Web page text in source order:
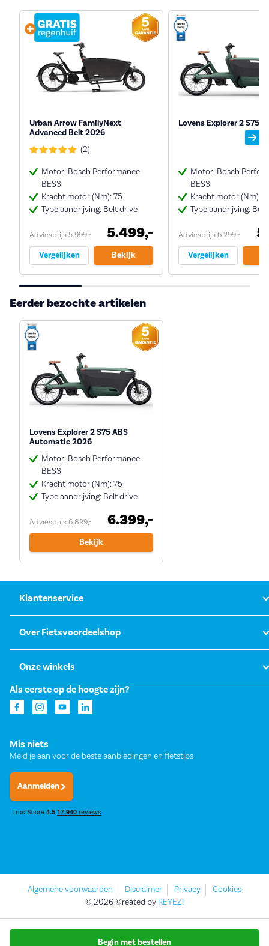
Urban Arrow FamilyNext
Advanced Belt 2026
(2)
Motor: Bosch Performance
BES3
Kracht motor (Nm): 75
Type aandrijving: Belt drive
Adviesprijs 5.999,- 5.499,-
Vergelijken Bekijk
Lovens Explorer 2 S75
Motor: Bosch
BES3
Kracht motor (Nm):
Type aandrijving: Belt
Adviesprijs 6.299,-
Vergelijken
Eerder bezochte artikelen
Lovens Explorer 2 S75 ABS
Automatic 2026
Motor: Bosch Performance
BES3
Kracht motor (Nm): 75
Type aandrijving: Belt drive
Adviesprijs 6.899,- 6.399,-
Bekijk
Klantenservice
Over Fietsvoordeelshop
Onze winkels
Als eerste op de hoogte zijn?
Mis niets
Meld je aan voor de beste aanbiedingen en fietstips
Aanmelden
Algemene voorwaarden Disclaimer Privacy
Cookies
© 2026 ©reated by REYEZ!
Begin met bestellen